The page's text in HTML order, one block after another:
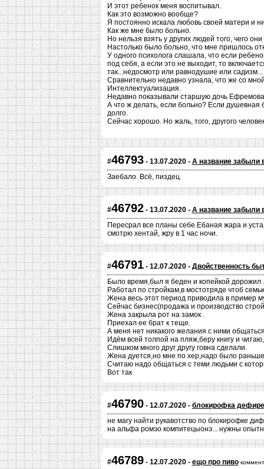
И этот ребенок меня воспитывал.
Как это возможно вообще?
Я постоянно искала любовь своей матери и
Как же мне было больно.
Но нельзя взять у других людей того, чего они
Настолько было больно, что мне пришлось
У одного психолога слашала, что если
под себя, а если это не выходит, то
так...недосмотр или равнодушие или садизм...
Сравнительно недавно узнала, что же со
Интеллектуализация.
Недавно показывали старшую дочь
А что ж делать, если больно? Если душевная
долго.
Сейчас хорошо. Но жаль, того, другого
#46793- 13.07.2020 - А название забыли
Заебало. Всё, пиздец.
#46792- 13.07.2020 - А название забыли
Пересрал все планы себе.Ебаная жара и
смотрю хентай, жру в 1 час ночи.
#46791- 12.07.2020 - Двойственность
Было время,был я беден и копейкой дорожил
Работал по стройкам,в мостотряде чтоб
Жена весь этот период приводила в пример
Сейчас бизнеc(продажа и производство
Жена закрыла рот на замок .
Приехал ее брат к теще.
А меня нет никакого желания с ними
Идём всей толпой на пляж,беру книгу и
Слишком много друг другу говна сделали.
Жена дуется,но мне по хер,надо было
Считаю надо общаться с теми людьми с
Вот так
#46790- 12.07.2020 - блокирофка
не магу найти рукавотство по блокирофке
на альфа ромэо компитецыонэ... нужны
#46789- 12.07.2020 - ещо про пиво